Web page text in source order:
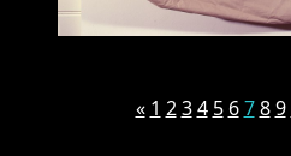
« 1 2 3 4 5 6 7 8 9